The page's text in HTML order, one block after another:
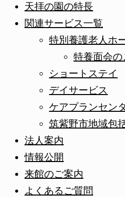
天拝の園の特長
関連サービス一覧
特別養護老人ホ
特養面会の
ショートステイ
デイサービス
ケアプランセン
筑紫野市地域包
法人案内
情報公開
来館のご案内
よくあるご質問